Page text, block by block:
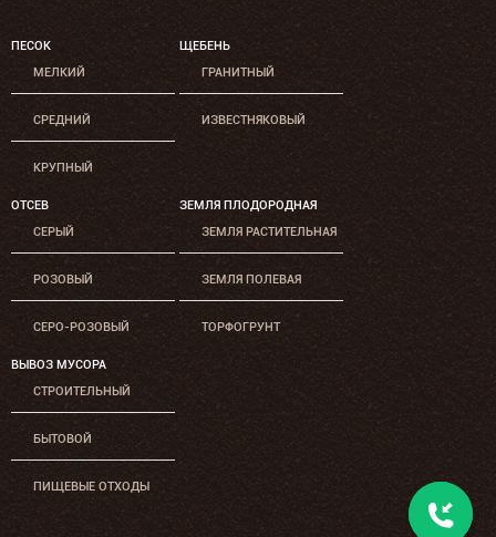
ПЕСОК
МЕЛКИЙ
СРЕДНИЙ
КРУПНЫЙ
ЩЕБЕНЬ
ГРАНИТНЫЙ
ИЗВЕСТНЯКОВЫЙ
ОТСЕВ
СЕРЫЙ
РОЗОВЫЙ
СЕРО-РОЗОВЫЙ
ЗЕМЛЯ ПЛОДОРОДНАЯ
ЗЕМЛЯ РАСТИТЕЛЬНАЯ
ЗЕМЛЯ ПОЛЕВАЯ
ТОРФОГРУНТ
ВЫВОЗ МУСОРА
СТРОИТЕЛЬНЫЙ
БЫТОВОЙ
ПИЩЕВЫЕ ОТХОДЫ